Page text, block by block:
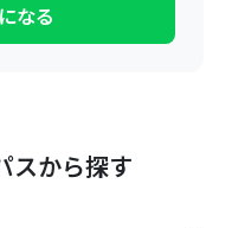
なる
スから探す